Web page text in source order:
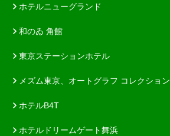
ホテルニューグランド
和のゐ 角館
東京ステーションホテル
メズム東京、オートグラフ コレクション
ホテルB4T
ホテルドリームゲート舞浜